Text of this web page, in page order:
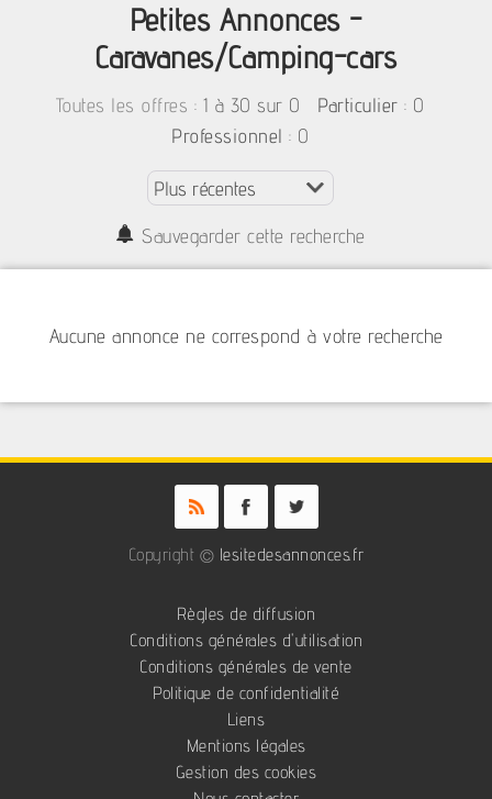
Petites Annonces -
Caravanes/Camping-cars
Toutes les offres : 1 à 30 sur 0 Particulier : 0
Professionnel : 0
Sauvegarder cette recherche
Aucune annonce ne correspond à votre recherche
Copyright © lesitedesannonces.fr
Règles de diffusion
Conditions générales d'utilisation
Conditions générales de vente
Politique de confidentialité
Liens
Mentions légales
Gestion des cookies